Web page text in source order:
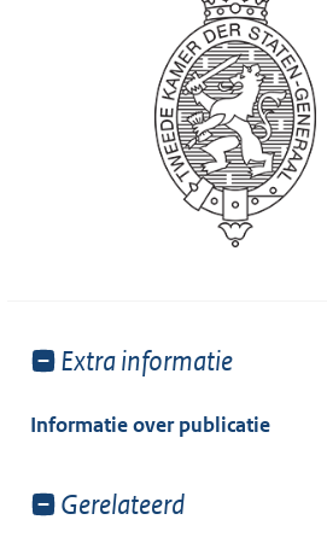
Toon
van:
Extra informatie
Informatie over publicatie
Toon
Gerelateerd